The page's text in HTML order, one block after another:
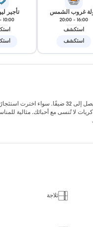
غروب الشمس
16:00
-
20:00
استكشف
استكشف
تأجير
10:00
-
الانطلاق من مركز أنطاليا، توفر جولة اليخت الحصرية
لا تُنسى مع أحبائك. مثالية
ثلاجة